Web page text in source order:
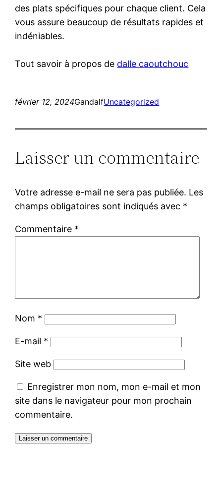
des plats spécifiques pour chaque client. Cela
vous assure beaucoup de résultats rapides et
indéniables.
Tout savoir à propos de dalle caoutchouc
février 12, 2024GandalfUncategorized
Laisser un commentaire
Votre adresse e-mail ne sera pas publiée. Les
champs obligatoires sont indiqués avec *
Commentaire *
Nom *
E-mail *
Site web
Enregistrer mon nom, mon e-mail et mon
site dans le navigateur pour mon prochain
commentaire.